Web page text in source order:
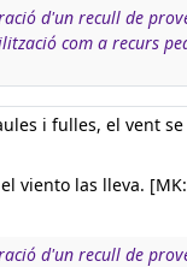
d'un recull de
com a recurs
i fulles, el vent
viento las lleva.
d'un recull de